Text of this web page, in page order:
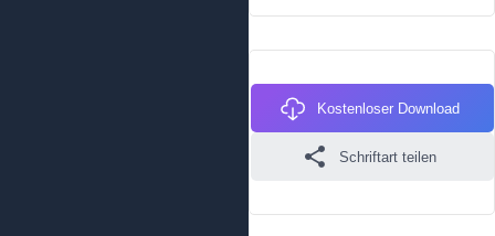
Kostenloser Download
Schriftart teilen